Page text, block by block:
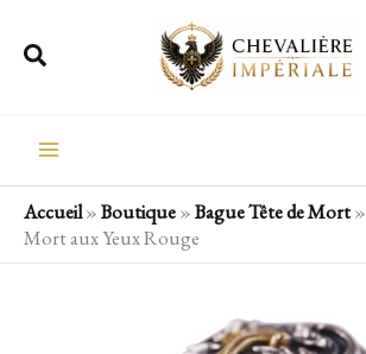
Rechercher
Accueil»Boutique»Bague Tête de Mort»
Mort aux Yeux Rouge